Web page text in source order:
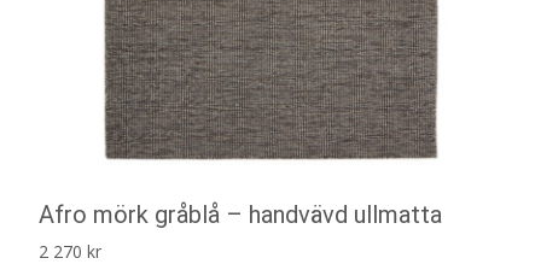
Afro mörk gråblå – handvävd ullmatta
2 270 kr